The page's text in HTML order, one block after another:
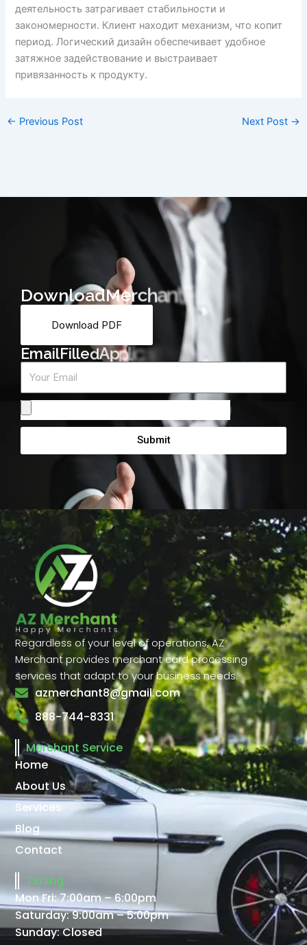
деятельность затрагивает стабильности и
закономерности. Клиент находит механизм, что копит
период. Логический дизайн обеспечивает удобное
затяжное задействование и выстраивает
привязанность к продукту.
← Previous Post Next Post →
DownloadMerchantFo
Download PDF
EmailFilledApplicat nFo
From
Submit
Regardless of your level of operations, AZ
Merchant provides merchant card processing
services that adapt to your business needs.
azmerchant8@gmail.com
888-744-8331
Merchant Service
Home
About Us
Services
Blog
Contact
Timing
Mon Fri: 7:00am – 6:00pm
Saturday: 9:00am – 5:00pm
Sunday: Closed